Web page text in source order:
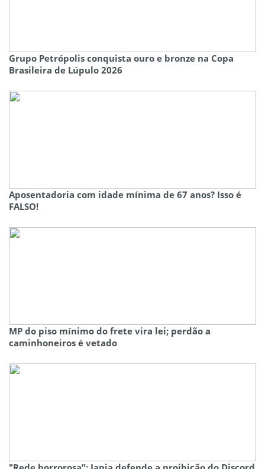
Grupo Petrópolis conquista ouro e bronze na Copa
Brasileira de Lúpulo 2026
Aposentadoria com idade mínima de 67 anos? Isso é
FALSO!
MP do piso mínimo do frete vira lei; perdão a
caminhoneiros é vetado